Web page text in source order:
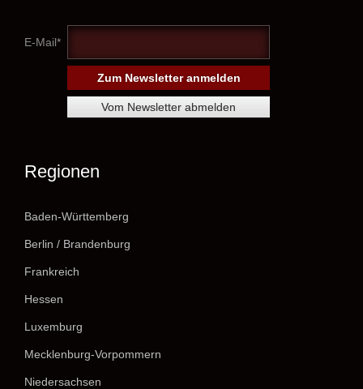
E-Mail*
Regionen
Baden-Württemberg
Berlin / Brandenburg
Frankreich
Hessen
Luxemburg
Mecklenburg-Vorpommern
Niedersachsen